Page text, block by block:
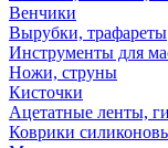
Венчики
Вырубки, трафареты
Инструменты для
Ножи, струны
Кисточки
Ацетатные ленты,
Коврики